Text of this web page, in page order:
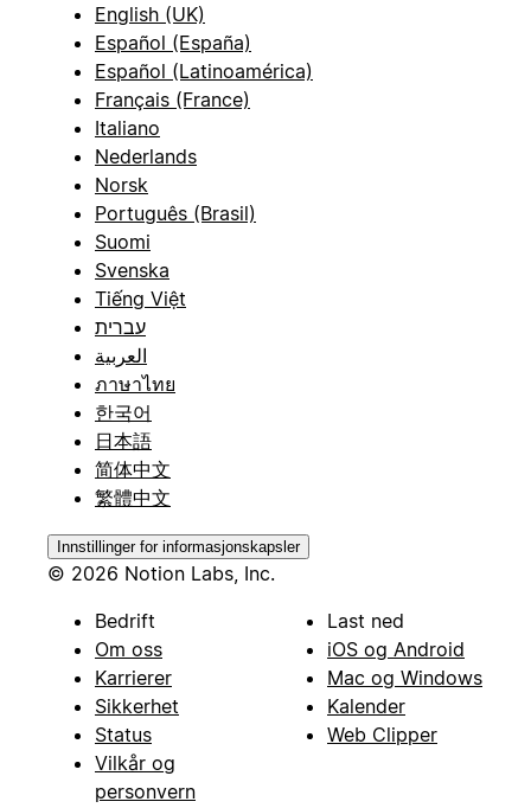
English (UK)
Español (España)
Español (Latinoamérica)
Français (France)
Italiano
Nederlands
Norsk
Português (Brasil)
Suomi
Svenska
Tiếng Việt
עברית
العربية
ภาษาไทย
한국어
日本語
简体中文
繁體中文
Innstillinger for informasjonskapsler
© 2026 Notion Labs, Inc.
Bedrift
Om oss
Karrierer
Sikkerhet
Status
Vilkår og
personvern
Last ned
iOS og Android
Mac og Windows
Kalender
Web Clipper